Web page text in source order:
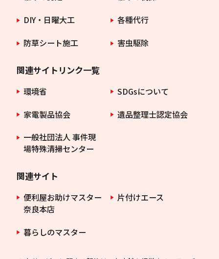
DIY・日曜大工
各種代行
防草シート施工
害虫駆除
関連サイトリンク一覧
環境省
SDGsについて
家電製品協会
遺品整理士認定協会
一般社団法人 事件現
場特殊清掃センター
関連サイト
便利屋お助けマスター
奈良本店
片付けエース
暮らしのマスター